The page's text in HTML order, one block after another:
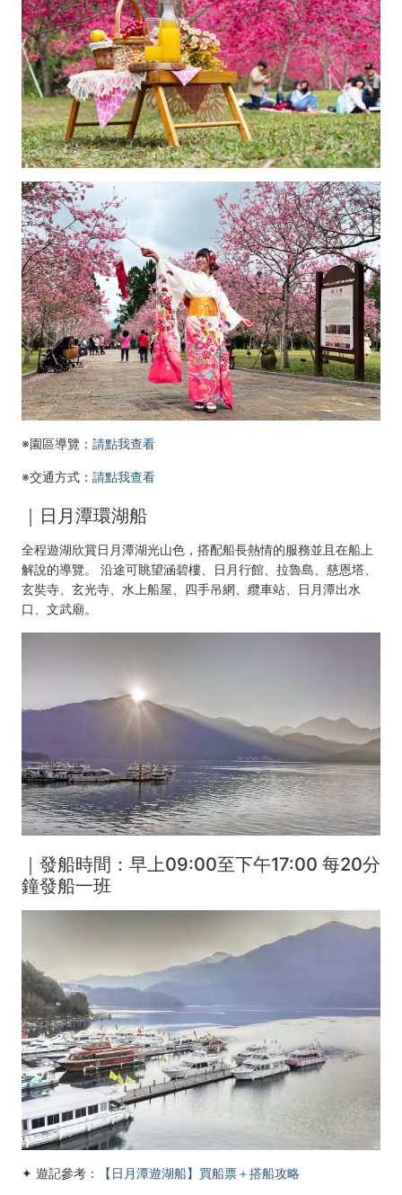
※園區導覽： 請點我查看
※交通方式： 請點我查看
｜日月潭環湖船
全程遊湖欣賞日月潭湖光山色，搭配船長熱情的服務並且在船上
解說的導覽。 沿途可眺望涵碧樓、日月行館、拉魯島、慈恩塔、
玄奘寺、玄光寺、水上船屋、四手吊網、纜車站、日月潭出水
口、文武廟。
｜ 發船時間：早上09:00至下午17:00 每20分
鐘發船一班
✦ 遊記參考： 【日月潭遊湖船】買船票＋搭船攻略